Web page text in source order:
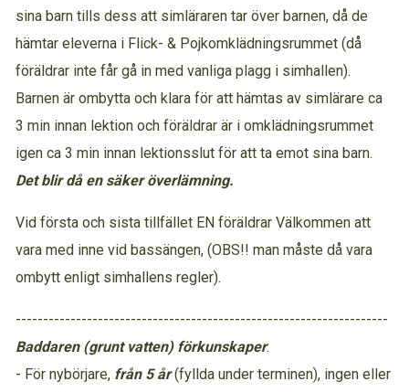
sina barn tills dess att simläraren tar över barnen, då de
hämtar eleverna i Flick- & Pojkomklädningsrummet (då
föräldrar inte får gå in med vanliga plagg i simhallen).
Barnen är ombytta och klara för att hämtas av simlärare ca
3 min innan lektion och föräldrar är i omklädningsrummet
igen ca 3 min innan lektionsslut för att ta emot sina barn.
Det blir då en säker överlämning.
Vid första och sista tillfället EN föräldrar Välkommen att
vara med inne vid bassängen, (OBS!! man måste då vara
ombytt enligt simhallens regler).
--------------------------------------------------------------------
Baddaren (grunt vatten) förkunskaper:
- För nybörjare, från 5 år(fyllda under terminen), ingen eller